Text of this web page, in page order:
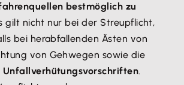
bestmöglich zu
gilt nicht nur bei der Streupflicht,
bei herabfallenden Ästen von
von Gehwegen sowie die
Unfallverhütungsvorschriften.